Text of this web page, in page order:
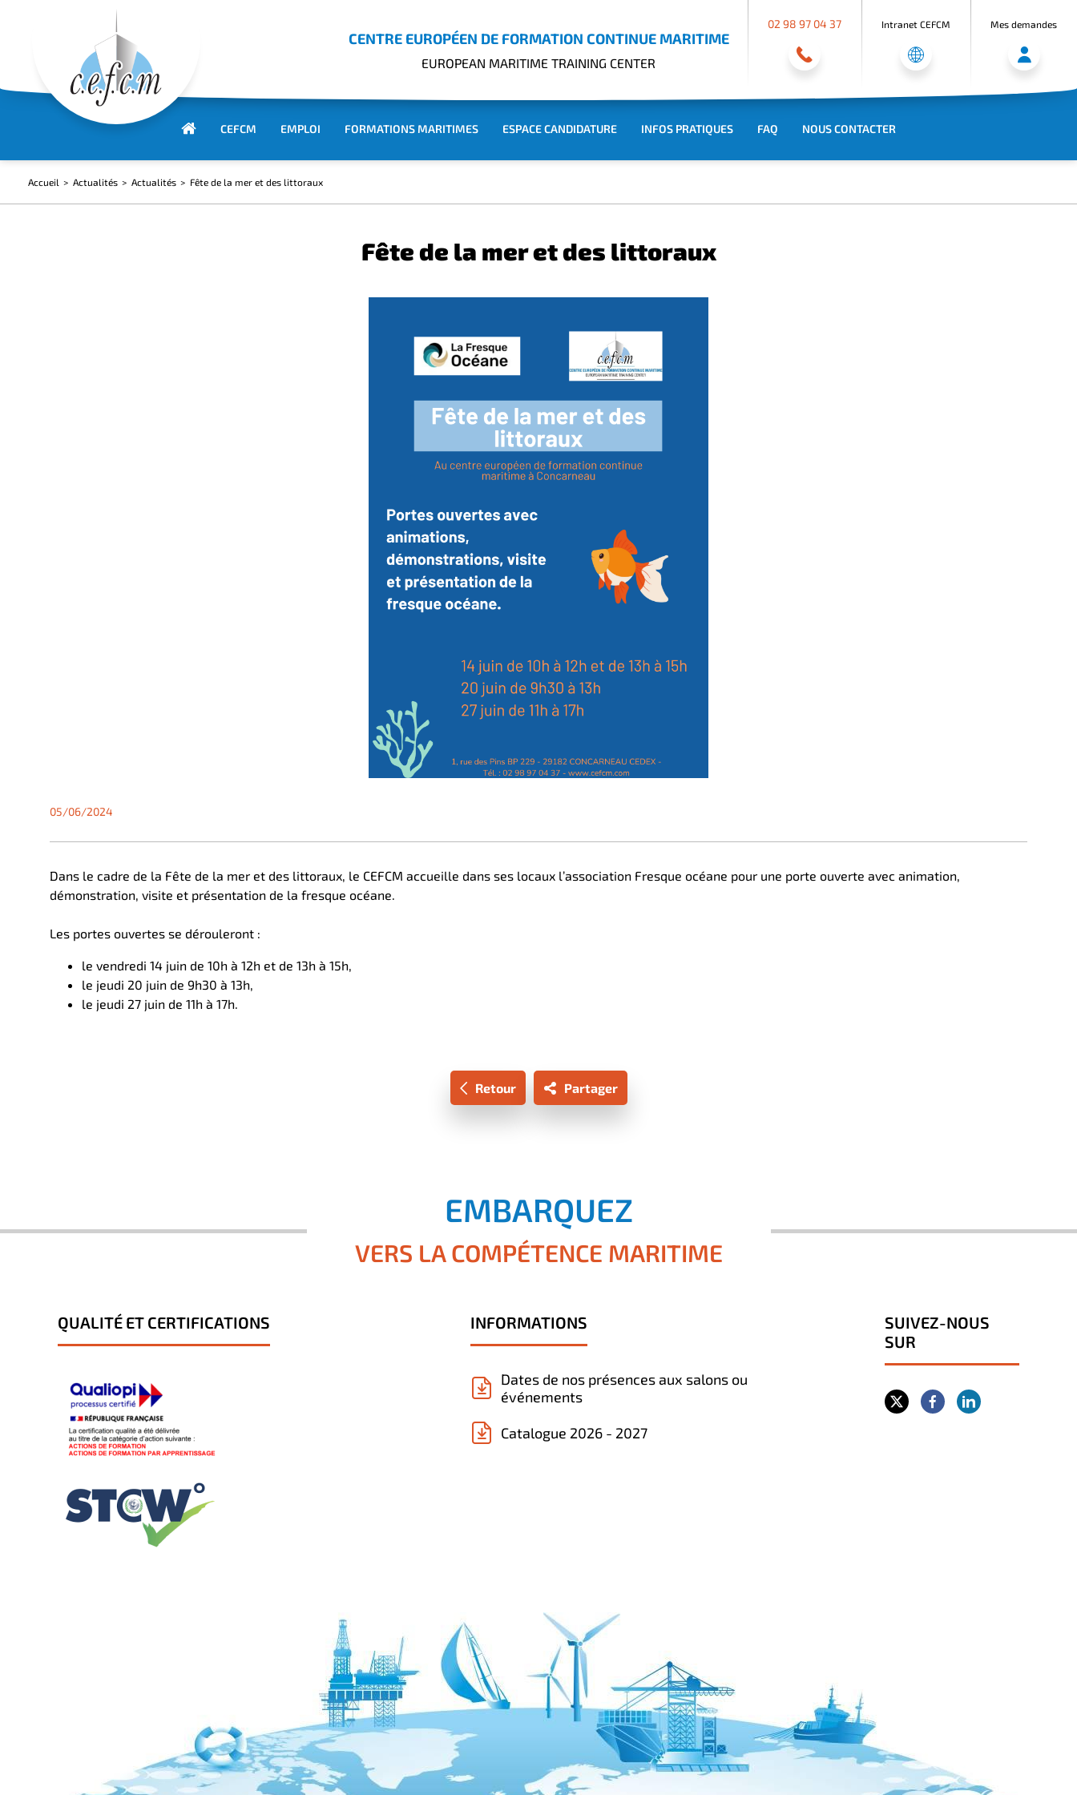
CENTRE EUROPÉEN DE FORMATION CONTINUE MARITIME
EUROPEAN MARITIME TRAINING CENTER
02 98 97 04 37 Intranet CEFCM Mes demandes
CEFCM EMPLOI FORMATIONS MARITIMES ESPACE CANDIDATURE INFOS PRATIQUES FAQ NOUS CONTACTER
Accueil Actualités Actualités Fête de la mer et des littoraux
Fête de la mer et des littoraux
05/06/2024
Dans le cadre de la Fête de la mer et des littoraux, le CEFCM accueille dans ses locaux l’association Fresque océane pour une porte ouverte avec animation,
démonstration, visite et présentation de la fresque océane.
Les portes ouvertes se dérouleront :
le vendredi 14 juin de 10h à 12h et de 13h à 15h,
le jeudi 20 juin de 9h30 à 13h,
le jeudi 27 juin de 11h à 17h.
Retour Partager
EMBARQUEZ
VERS LA COMPÉTENCE MARITIME
QUALITÉ ET CERTIFICATIONS INFORMATIONS
Dates de nos présences aux salons ou
événements
Catalogue 2026 - 2027
SUIVEZ-NOUS
SUR